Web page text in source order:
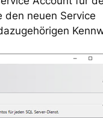
den neuen Service